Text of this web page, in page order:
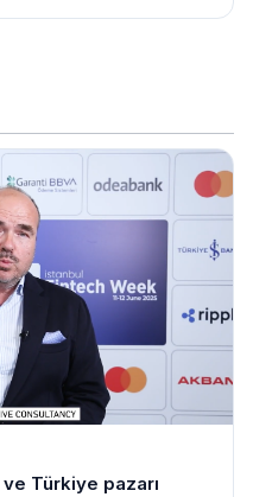
Türkiye pazarı